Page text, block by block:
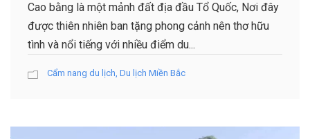
Cao bằng là một mảnh đất địa đầu Tổ Quốc, Nơi đây
được thiên nhiên ban tặng phong cảnh nên thơ hữu
tình và nổi tiếng với nhiều điểm du...
Cẩm nang du lịch, Du lịch Miền Bắc